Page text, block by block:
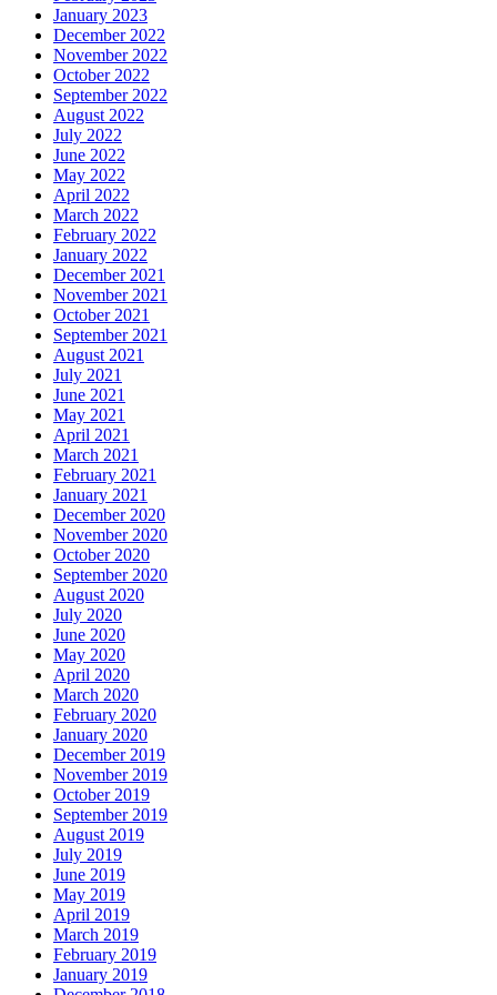
January 2023
December 2022
November 2022
October 2022
September 2022
August 2022
July 2022
June 2022
May 2022
April 2022
March 2022
February 2022
January 2022
December 2021
November 2021
October 2021
September 2021
August 2021
July 2021
June 2021
May 2021
April 2021
March 2021
February 2021
January 2021
December 2020
November 2020
October 2020
September 2020
August 2020
July 2020
June 2020
May 2020
April 2020
March 2020
February 2020
January 2020
December 2019
November 2019
October 2019
September 2019
August 2019
July 2019
June 2019
May 2019
April 2019
March 2019
February 2019
January 2019